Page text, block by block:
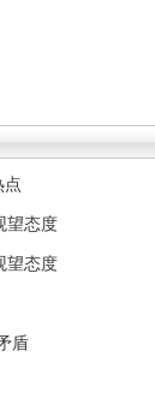
点
望态度
望态度
盾